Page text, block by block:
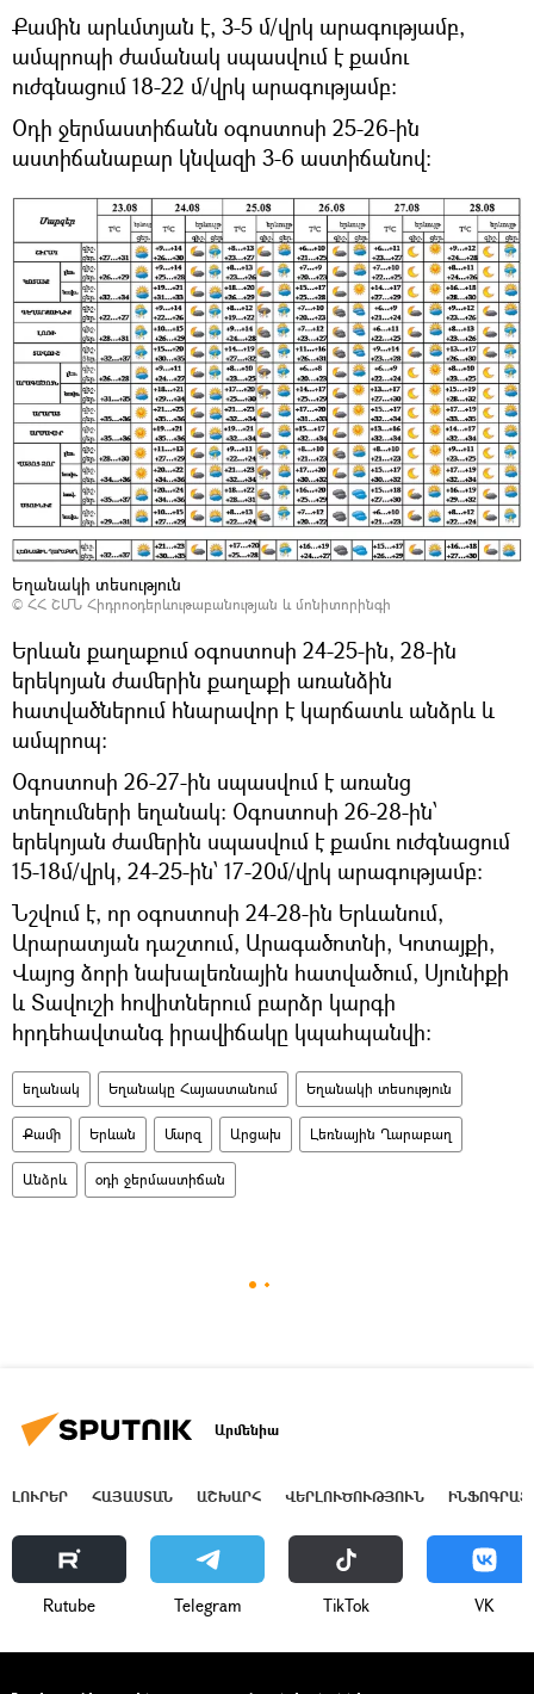
Քամին արևմտյան է, 3-5 մ/վրկ արագությամբ,
ամպրոպի ժամանակ սպասվում է քամու
ուժգնացում 18-22 մ/վրկ արագությամբ։
Օդի ջերմաստիճանն օգոստոսի 25-26-ին
աստիճանաբար կնվազի 3-6 աստիճանով։
Եղանակի տեսություն
© ՀՀ ՇՄՆ Հիդրոօդերևութաբանության և մոնիտորինգի
Երևան քաղաքում օգոստոսի 24-25-ին, 28-ին
երեկոյան ժամերին քաղաքի առանձին
հատվածներում հնարավոր է կարճատև անձրև և
ամպրոպ։
Oգոստոսի 26-27-ին սպասվում է առանց
տեղումների եղանակ։ Օգոստոսի 26-28-ին՝
երեկոյան ժամերին սպասվում է քամու ուժգնացում
15-18մ/վրկ, 24-25-ին՝ 17-20մ/վրկ արագությամբ։
Նշվում է, որ օգոստոսի 24-28-ին Երևանում,
Արարատյան դաշտում, Արագածոտնի, Կոտայքի,
Վայոց ձորի նախալեռնային հատվածում, Սյունիքի
և Տավուշի հովիտներում բարձր կարգի
հրդեհավտանգ իրավիճակը կպահպանվի։
եղանակ Եղանակը Հայաստանում Եղանակի տեսություն
Քամի Երևան Մարզ Արցախ Լեռնային Ղարաբաղ
Անձրև օդի ջերմաստիճան
Արմենիա
ԼՈՒՐԵՐ ՀԱՅԱՍՏԱՆ ԱՇԽԱՐՀ ՎԵՐԼՈՒԾՈՒԹՅՈՒՆ
Rutube Telegram ТikТоk VK